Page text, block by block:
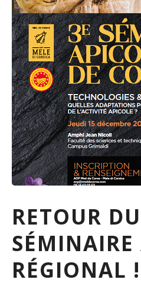
RETOUR DU
SÉMINAIRE
RÉGIONAL !